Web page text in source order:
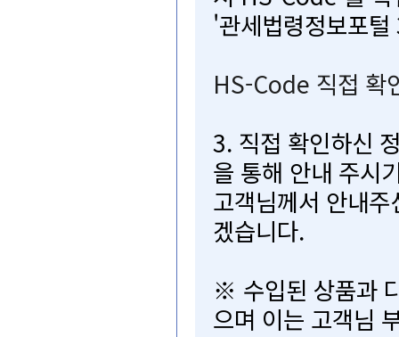
'관세법령정보포
HS-Code직접확
3.직접확인하신
을통해안내주시
고객님께서안내
겠습니다.
※수입된상품과
으며이는고객님